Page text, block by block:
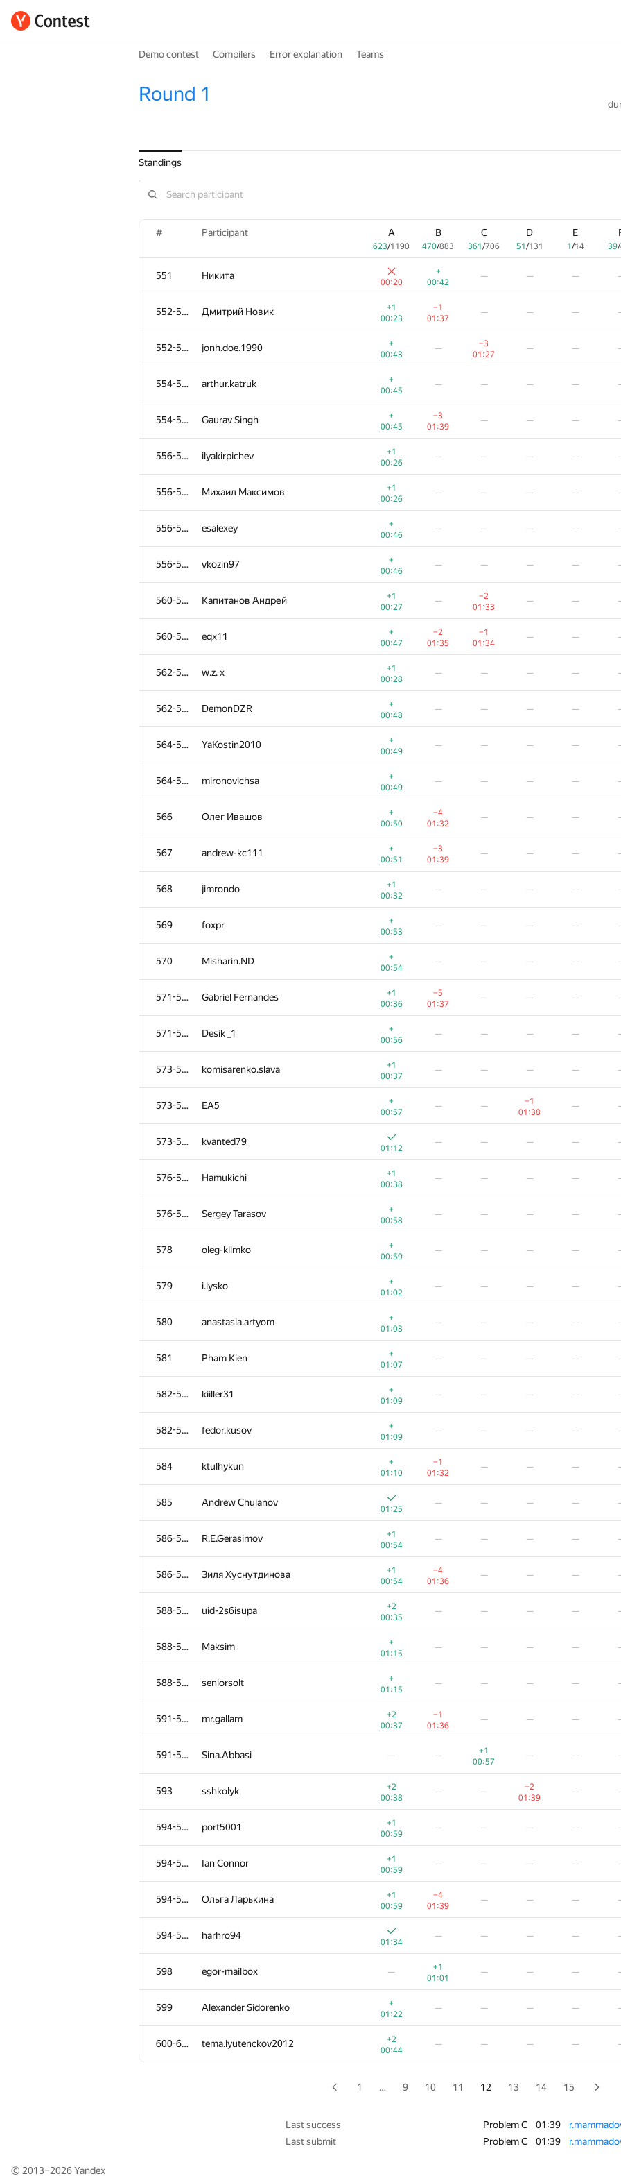
Demo contest Compilers Error explanation Teams
Round 1
Standings
# Participant A
623/1190
B
470/883
C
361/706
D
51/131
E
1/14 39/
551 Никита
00:20
+
00:42
— — —
552-553 Дмитрий Новик
+1
00:23
−1
01:37
— — —
552-553 jonh.doe.1990
+
00:43
—
−3
01:27
— —
554-555 arthur.katruk
+
00:45
— — — —
554-555 Gaurav Singh
+
00:45
−3
01:39
— — —
556-559 ilyakirpichev
+1
00:26
— — — —
556-559 Михаил Максимов
+1
00:26
— — — —
556-559 esalexey
+
00:46
— — — —
556-559 vkozin97
+
00:46
— — — —
560-561 Капитанов Андрей
+1
00:27
—
−2
01:33
— —
560-561 eqx11
+
00:47
−2
01:35
−1
01:34
— —
562-563 w.z. x
+1
00:28
— — — —
562-563 DemonDZR
+
00:48
— — — —
564-565 YaKostin2010
+
00:49
— — — —
564-565 mironovichsa
+
00:49
— — — —
566 Олег Ивашов
+
00:50
−4
01:32
— — —
567 andrew-kc111
+
00:51
−3
01:39
— — —
568 jimrondo
+1
00:32
— — — —
569 foxpr
+
00:53
— — — —
570 Misharin.ND
+
00:54
— — — —
571-572 Gabriel Fernandes
+1
00:36
−5
01:37
— — —
571-572 Desik _1
+
00:56
— — — —
573-575 komisarenko.slava
+1
00:37
— — — —
573-575 EA5
+
00:57
— —
−1
01:38
—
573-575 kvanted79
01:12
— — — —
576-577 Hamukichi
+1
00:38
— — — —
576-577 Sergey Tarasov
+
00:58
— — — —
578 oleg-klimko
+
00:59
— — — —
579 i.lysko
+
01:02
— — — —
580 anastasia.artyom
+
01:03
— — — —
581 Pham Kien
+
01:07
— — — —
582-583 kiiller31
+
01:09
— — — —
582-583 fedor.kusov
+
01:09
— — — —
584 ktulhykun
+
01:10
−1
01:32
— — —
585 Andrew Chulanov
01:25
— — — —
586-587 R.E.Gerasimov
+1
00:54
— — — —
586-587 Зиля Хуснутдинова
+1
00:54
−4
01:36
— — —
588-590 uid-2s6isupa
+2
00:35
— — — —
588-590 Maksim
+
01:15
— — — —
588-590 seniorsolt
+
01:15
— — — —
591-592 mr.gallam
+2
00:37
−1
01:36
— — —
591-592 Sina.Abbasi — —
+1
00:57
— —
593 sshkolyk
+2
00:38
— —
−2
01:39
—
594-597 port5001
+1
00:59
— — — —
594-597 Ian Connor
+1
00:59
— — — —
594-597 Ольга Ларькина
+1
00:59
−4
01:39
— — —
594-597 harhro94
01:34
— — — —
598 egor-mailbox —
+1
01:01
— — —
599 Alexander Sidorenko
+
01:22
— — — —
600-601 tema.lyutenckov2012
+2
00:44
— — — —
623 /1190 470/883 361/706 /131 /14 /
551 Никита
00:20
00:42
Дмитрий Новик
+1
00:23
−1
01:37
jonh.doe.1990
+
00:43
01:27
arthur.katruk
00:45
Gaurav Singh
00:45
01:39
ilyakirpichev
+1
00:26
—
Михаил Максимов
00:26
—
esalexey
+
00:46
—
vkozin97
00:46
Капитанов Андрей
+1
00:27
01:33
eqx11
00:47
−2
01:35
01:34
w.z. x
+1
00:28
DemonDZR
00:48
—
YaKostin2010
00:49
mironovichsa
+
00:49
— — —
1 … 9 10 11 12 13 14 15
Last success Problem C 01:39
Last submit
Problem C 01:39
© 2013–2026Yandex